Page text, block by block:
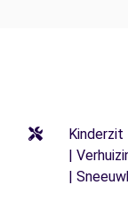
Kinderzit
|
|